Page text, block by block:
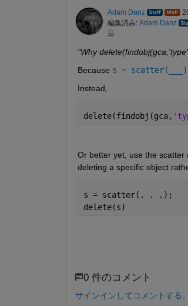
Adam Danz
編集済み: Adam Danz
日
"Why
Because s = scatter( )
Instead,
delete(findobj(gca,
Or better yet, use the
deleting a specific object
s = scatter(. . .);
delete(s)
0 件のコメント
サインインしてコメントする。